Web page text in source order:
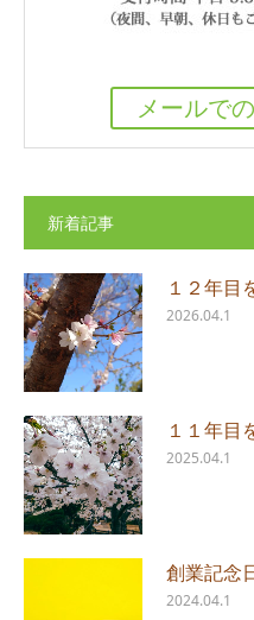
メールで
新着記事
１２年目
2026.04.1
１１年目
2025.04.1
創業記念
2024.04.1